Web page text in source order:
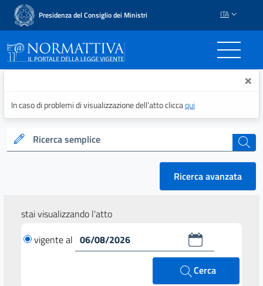
Presidenza del Consiglio dei Ministri ITA
Normattiva - Il portale ×
In caso di problemi di visualizzazione dell’atto cliccaqui
Ricerca semplice cerca
Ricerca avanzata
stai visualizzando l'atto
vigente al
Cerca